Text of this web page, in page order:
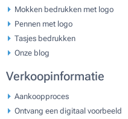
Mokken bedrukken met logo
Pennen met logo
Tasjes bedrukken
Onze blog
Verkoopinformatie
Aankoopproces
Ontvang een digitaal voorbeeld